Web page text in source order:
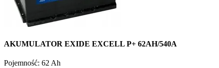
AKUMULATOR EXIDE EXCELL P+ 62AH/540A
Pojemność: 62 Ah